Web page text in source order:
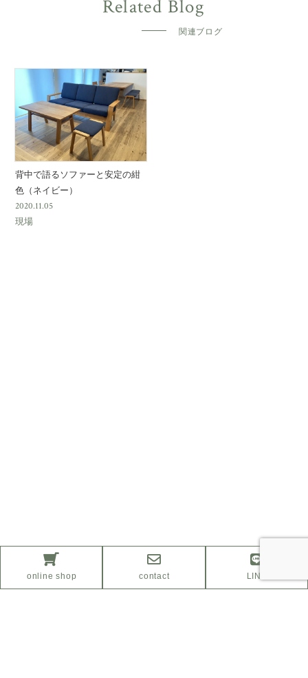
関連ブログ
背中で語るソファーと安定の紺
色（ネイビー）
2020.11.05
現場
online shop contact LINE